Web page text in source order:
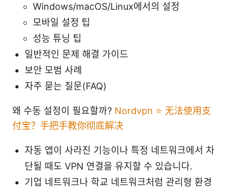
Windows/macOS/Linux에서의 설정
모바일 설정 팁
성능 튜닝 팁
일반적인 문제 해결 가이드
보안 모범 사례
자주 묻는 질문(FAQ)
왜 수동 설정이 필요할까? Nordvpn ⭐ 无法使用支
付宝？手把手教你彻底解决
자동 앱이 사라진 기능이나 특정 네트워크에서 차
단될 때도 VPN 연결을 유지할 수 있습니다.
기업 네트워크나 학교 네트워크처럼 관리형 환경